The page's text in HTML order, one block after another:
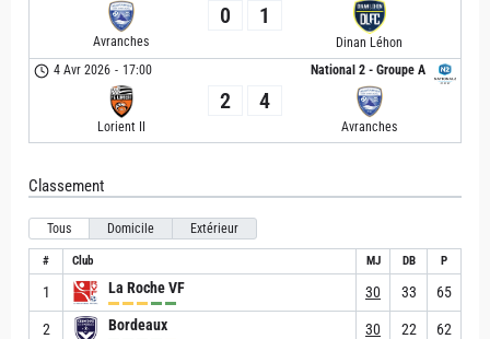
Avranches
0 1
Dinan Léhon
National 2 - Groupe A
4 Avr 2026 - 17:00
Lorient II
2 4
Avranches
Classement
Tous Domicile Extérieur
# Club MJ DB P
1 La Roche VF 30 33 65
2 Bordeaux 30 22 62